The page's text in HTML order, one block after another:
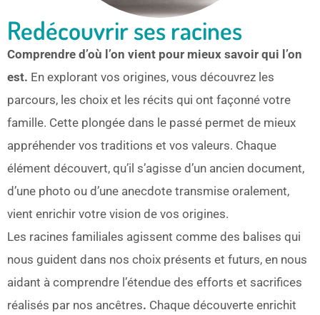
Redécouvrir ses racines
Comprendre d’où l’on vient pour mieux savoir qui l’on
est. En explorant vos origines, vous découvrez les
parcours, les choix et les récits qui ont façonné votre
famille. Cette plongée dans le passé permet de mieux
appréhender vos traditions et vos valeurs. Chaque
élément découvert, qu’il s’agisse d’un ancien document,
d’une photo ou d’une anecdote transmise oralement,
vient enrichir votre vision de vos origines.
Les racines familiales agissent comme des balises qui
nous guident dans nos choix présents et futurs, en nous
aidant à comprendre l’étendue des efforts et sacrifices
réalisés par nos ancêtres. Chaque découverte enrichit